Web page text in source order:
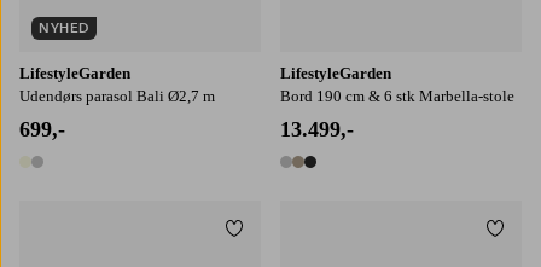
LifestyleGarden
Udendørs parasol Bali Ø2,7 m
699,-
2 farver
NYHED
LifestyleGarden
Bord 190 cm & 6 stk Marbella-stole
13.499,-
3 farver
Tilføj til favoritter